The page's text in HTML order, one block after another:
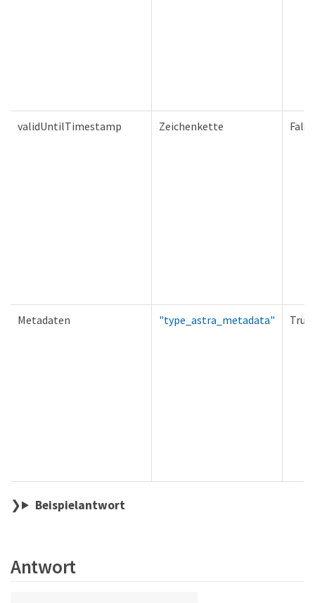
validUntilTimestamp Zeichenkette
Metadaten "type_astra_metadata" True
Beispielantwort
Antwort